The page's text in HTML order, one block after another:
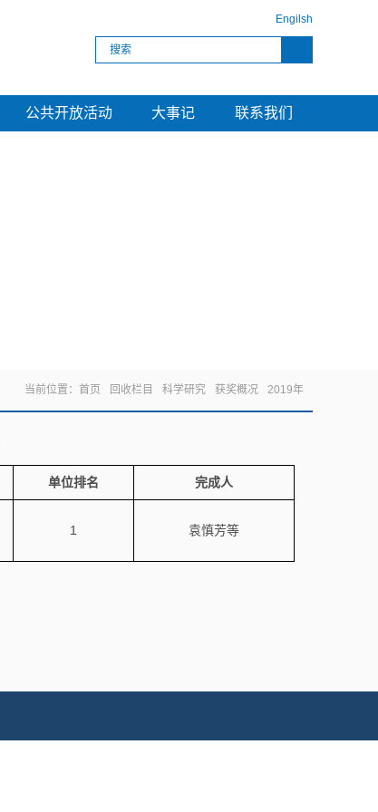
Engilsh
公共开放活动 大事记 联系我们
当前位置： 首页 回收栏目 科学研究 获奖概况 2019年
单位排名 完成人
1 袁慎芳等